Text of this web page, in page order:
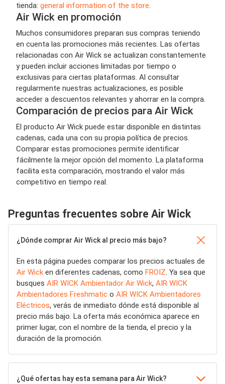
tienda: general information of the store
Air Wick en promoción
Muchos consumidores preparan sus compras teniendo
en cuenta las promociones más recientes. Las ofertas
relacionadas con Air Wick se actualizan constantemente
y pueden incluir acciones limitadas por tiempo o
exclusivas para ciertas plataformas. Al consultar
regularmente nuestras actualizaciones, es posible
acceder a descuentos relevantes y ahorrar en la compra.
Comparación de precios para Air Wick
El producto Air Wick puede estar disponible en distintas
cadenas, cada una con su propia política de precios.
Comparar estas promociones permite identificar
fácilmente la mejor opción del momento. La plataforma
facilita esta comparación, mostrando el valor más
competitivo en tiempo real.
Preguntas frecuentes sobre Air Wick
¿Dónde comprar Air Wick al precio más bajo?
En esta página puedes comparar los precios actuales de
Air Wick en diferentes cadenas, como FROIZ . Ya sea que
busques AIR WICK Ambientador Air Wick, AIR WICK
Ambientadores Freshmatic o AIR WICK Ambientadores
Eléctricos, verás de inmediato dónde está disponible al
precio más bajo. La oferta más económica aparece en
primer lugar, con el nombre de la tienda, el precio y la
duración de la promoción.
¿Qué ofertas hay esta semana para Air Wick?